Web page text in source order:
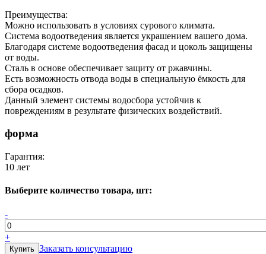
Преимущества:
Можно использовать в условиях сурового климата.
Система водоотведения является украшением вашего дома.
Благодаря системе водоотведения фасад и цоколь защищены
от воды.
Сталь в основе обеспечивает защиту от ржавчины.
Есть возможность отвода воды в специальную ёмкость для
сбора осадков.
Данный элемент системы водосбора устойчив к
повреждениям в результате физических воздействий.
форма
Гарантия:
10 лет
Выберите количество товара, шт:
-
+
Заказать консультацию